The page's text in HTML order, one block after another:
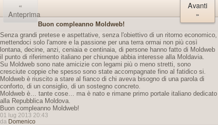
«
Anteprima
Avanti
»
Buon compleanno Moldweb!
Senza grandi pretese e aspettative, senza l'obiettivo di un ritorno economico,
mettendoci solo l'amore e la passione per una terra ormai non più così
lontana, decine, anzi, ceniaia e centinaia, di persone hanno fatto di Moldweb
il punto di riferimento italiano per chiunque abbia interesse alla Moldavia.
Su Moldweb sono nate amicizie con legami più o meno stretti, sono
cresciute coppie che spesso sono state accompagnate fino al fatidico si.
Moldweb è riuscito a stare al fianco di chi aveva bisogno di una parola di
conforto, di un consiglio, di un sostegno concreto.
Moldweb è… tante cose… ma è nato e rimane primo portale italiano dedicato
alla Repubblica Moldova.
Buon compleanno Moldweb!
01 lug 2013 20:43
da Domenico